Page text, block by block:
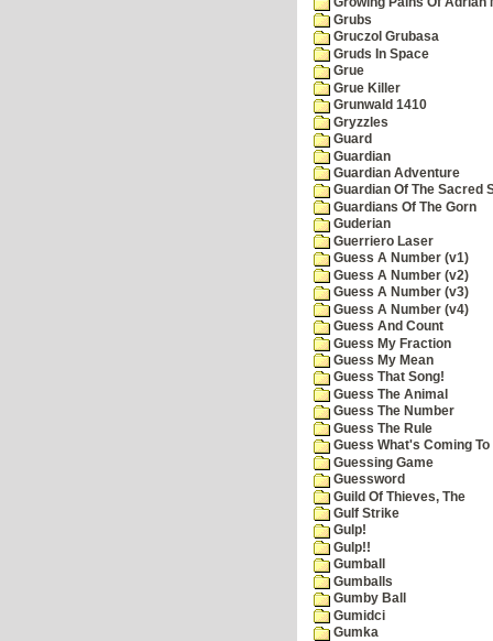
Growing Pains Of Adrian
Grubs
Gruczol Grubasa
Gruds In Space
Grue
Grue Killer
Grunwald 1410
Gryzzles
Guard
Guardian
Guardian Adventure
Guardian Of The Sacred
Guardians Of The Gorn
Guderian
Guerriero Laser
Guess A Number (v1)
Guess A Number (v2)
Guess A Number (v3)
Guess A Number (v4)
Guess And Count
Guess My Fraction
Guess My Mean
Guess That Song!
Guess The Animal
Guess The Number
Guess The Rule
Guess What's Coming To
Guessing Game
Guessword
Guild Of Thieves, The
Gulf Strike
Gulp!
Gulp!!
Gumball
Gumballs
Gumby Ball
Gumidci
Gumka